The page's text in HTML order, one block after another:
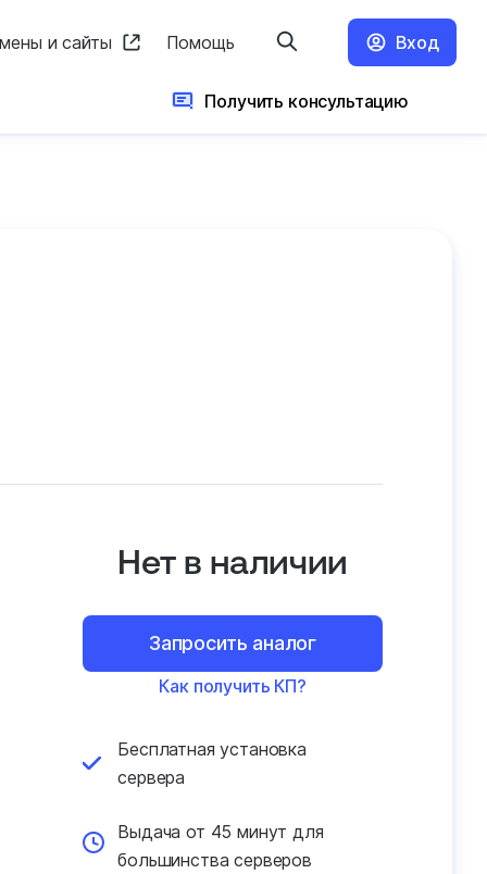
и сайты Помощь Вход
Получить консультацию
Нет в наличии
Запросить аналог
Как получить КП?
Бесплатная установка
сервера
Выдача от 45 минут для
большинства серверов